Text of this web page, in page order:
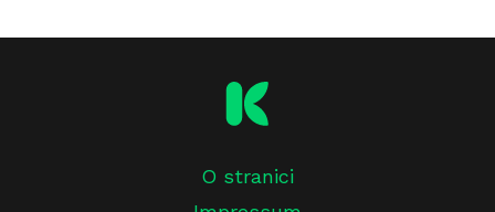
O stranici